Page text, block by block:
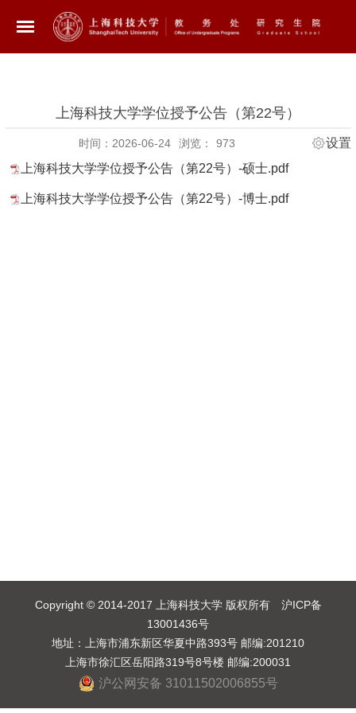
上海科技大学学位授予公告（第22号）
时间：2026-06-24 浏览： 973
设置
上海科技大学学位授予公告（第22号）-硕士.pdf
上海科技大学学位授予公告（第22号）-博士.pdf
Copyright © 2014-2017 上海科技大学 版权所有 沪ICP备
13001436号
地址：上海市浦东新区华夏中路393号 邮编:201210
上海市徐汇区岳阳路319号8号楼 邮编:200031
沪公网安备 31011502006855号